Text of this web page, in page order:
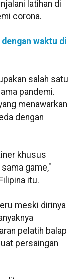
latihan di
corona.
waktu di
salah satu
pandemi.
menawarkan
dengan
khusus
game,"
itu.
meski dirinya
pelatih balap
persaingan